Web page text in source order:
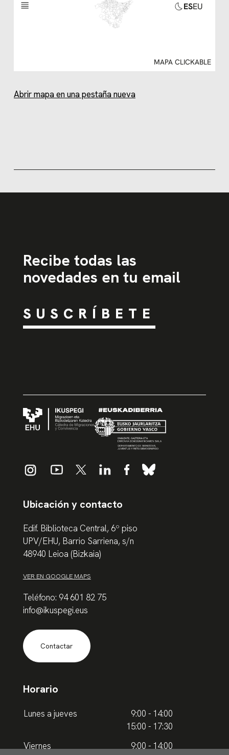
Abrir mapa en una pestaña nueva
Recibe todas las
novedades en tu email
SUSCRÍBETE
Ubicación y contacto
Edif. Biblioteca Central, 6º piso
UPV/EHU, Barrio Sarriena, s/n
48940 Leioa (Bizkaia)
VER EN GOOGLE MAPS
Teléfono: 94 601 82 75
info@ikuspegi.eus
Contactar
Horario
Lunes a jueves
9:00 - 14:00
15:00 - 17:30
Viernes
9:00 - 14:00